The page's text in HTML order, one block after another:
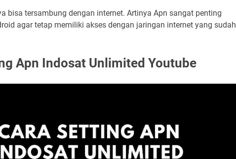
bisa tersambung dengan internet. Artinya Apn sangat penting
agar tetap memiliki akses dengan jaringan internet yang sudah
Apn Indosat Unlimited Youtube